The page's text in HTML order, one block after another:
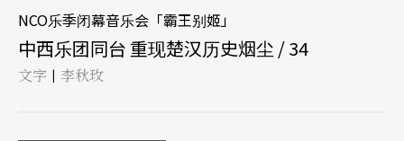
NCO乐季闭幕音乐会「霸王别姬」
中西乐团同台 重现楚汉历史烟尘 / 34
文字 | 李秋玫